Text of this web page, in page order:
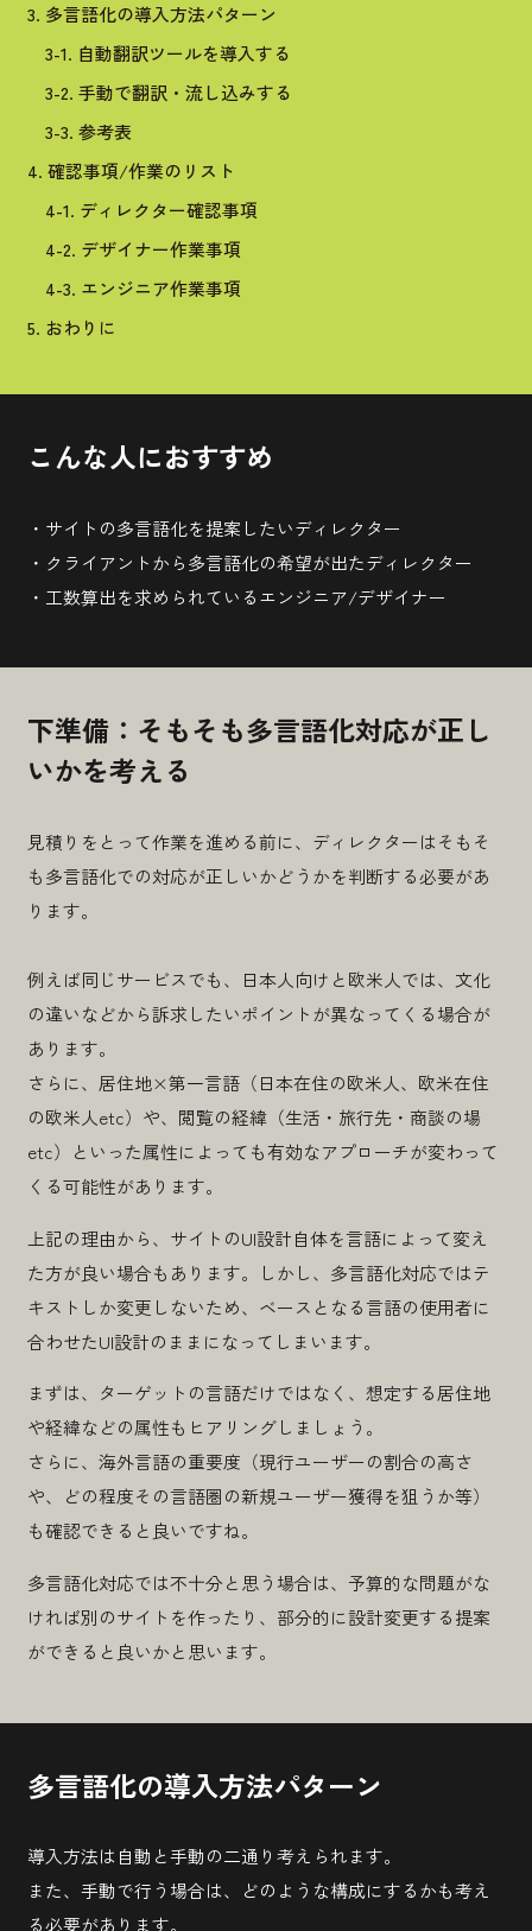
山本 慎二
メーションを実現—基本から swup.js との比較まで
辻 竜二 2026.06.18
ューのUI設計
#デザインTips
3. 多言語化の導入方法パターン
3-1. 自動翻訳ツールを導入する
3-2. 手動で翻訳・流し込みする
3-3. 参考表
4. 確認事項/作業のリスト
4-1. ディレクター確認事項
4-2. デザイナー作業事項
4-3. エンジニア作業事項
5. おわりに
こんな人におすすめ
・サイトの多言語化を提案したいディレクター
・クライアントから多言語化の希望が出たディレクター
・工数算出を求められているエンジニア/デザイナー
下準備：そもそも多言語化対応が正し
いかを考える
見積りをとって作業を進める前に、ディレクターはそもそ
も多言語化での対応が正しいかどうかを判断する必要があ
ります。
例えば同じサービスでも、日本人向けと欧米人では、文化
の違いなどから訴求したいポイントが異なってくる場合が
あります。
さらに、居住地×第一言語（日本在住の欧米人、欧米在住
の欧米人etc）や、閲覧の経緯（生活・旅行先・商談の場
etc）といった属性によっても有効なアプローチが変わって
くる可能性があります。
上記の理由から、サイトのUI設計自体を言語によって変え
た方が良い場合もあります。しかし、多言語化対応ではテ
キストしか変更しないため、ベースとなる言語の使用者に
合わせたUI設計のままになってしまいます。
まずは、ターゲットの言語だけではなく、想定する居住地
や経緯などの属性もヒアリングしましょう。
さらに、海外言語の重要度（現行ユーザーの割合の高さ
や、どの程度その言語圏の新規ユーザー獲得を狙うか等）
も確認できると良いですね。
多言語化対応では不十分と思う場合は、予算的な問題がな
ければ別のサイトを作ったり、部分的に設計変更する提案
ができると良いかと思います。
多言語化の導入方法パターン
導入方法は自動と手動の二通り考えられます。
また、手動で行う場合は、どのような構成にするかも考え
る必要があります。